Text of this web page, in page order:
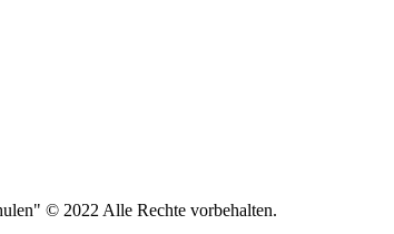
© 2022 Alle Rechte vorbehalten.